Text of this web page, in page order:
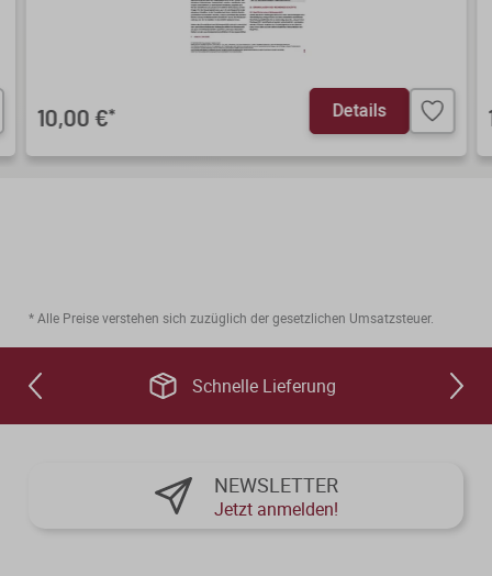
10,00 €* Details
* Alle Preise verstehen sich zuzüglich der gesetzlichen Umsatzsteuer.
Schnelle Lieferung
NEWSLETTER
Jetzt anmelden!